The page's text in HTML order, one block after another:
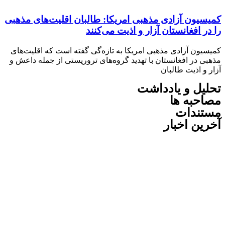
آزادی مذهبی امریکا: طالبان اقلیت‌های مذهبی
افغانستان آزار و اذیت می‌کنند
آزادی مذهبی امریکا به تازه‌گی گفته است که اقلیت‌های
در افغانستان با تهدید گروه‌های تروریستی از جمله داعش و
اذیت طالبان
و یادداشت
ها
اخبار